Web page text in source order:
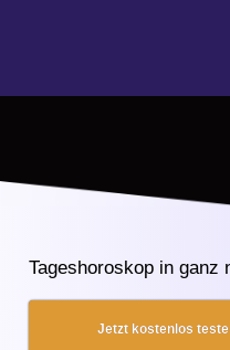
Tageshoroskop in ganz
Jetzt kostenlos